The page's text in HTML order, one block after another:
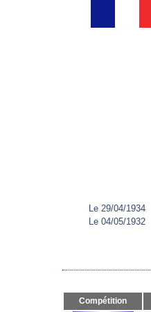
Le 29/04/1934
Le 04/05/1932
Compétition